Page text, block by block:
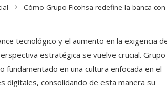
Cómo Grupo Ficohsa redefine la banca
tecnológico y el aumento en la exigencia
estratégica se vuelve crucial. Grupo
en una cultura enfocada en el
digitales, consolidando de esta manera su